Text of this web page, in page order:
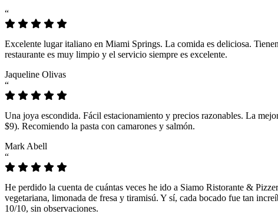
“
Excelente lugar italiano en Miami Springs. La comida es deliciosa.
restaurante es muy limpio y el servicio siempre es excelente.
Jaqueline Olivas
“
Una joya escondida. Fácil estacionamiento y precios razonables. La
$9). Recomiendo la pasta con camarones y salmón.
Mark Abell
“
He perdido la cuenta de cuántas veces he ido a Siamo Ristorante &
vegetariana, limonada de fresa y tiramisú. Y sí, cada bocado fue tan
10/10, sin observaciones.